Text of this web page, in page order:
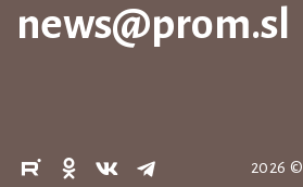
news@prom.sl
2026 ©